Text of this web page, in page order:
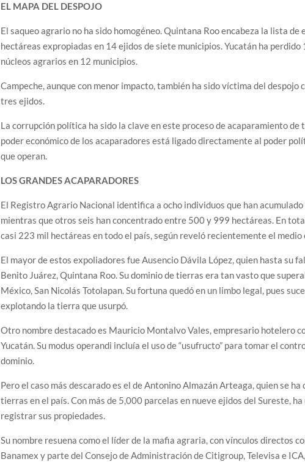
EL MAPA DEL DESPOJO
El saqueo agrario no ha sido homogéneo. Quintana Roo encabeza la lista
hectáreas expropiadas en 14 ejidos de siete municipios. Yucatán ha
núcleos agrarios en 12 municipios.
Campeche, aunque con menor impacto, también ha sido víctima del
tres ejidos.
La corrupción política ha sido la clave en este proceso de acaparamiento de
poder económico de los acaparadores está ligado directamente al poder
que operan.
LOS GRANDES ACAPARADORES
El Registro Agrario Nacional identifica a ocho individuos que han
mientras que otros seis han concentrado entre 500 y 999 hectáreas. En
casi 223 mil hectáreas en todo el país, según reveló recientemente el medio
El mayor de estos expoliadores fue Ausencio Dávila López, quien hasta su
Benito Juárez, Quintana Roo. Su dominio de tierras era tan vasto que
México, San Nicolás Totolapan. Su fortuna quedó en un limbo legal, pues
explotando la tierra que usurpó.
Otro nombre destacado es Mauricio Montalvo Vales, empresario hotelero
Yucatán. Su modus operandi incluía el uso de “usufructo” para tomar el
dominio.
Pero el caso más descarado es el de Antonino Almazán Arteaga, quien se
tierras en el país. Con más de 5,000 parcelas en nueve ejidos del Sureste,
registrar sus propiedades.
Su nombre resuena como el líder de la mafia agraria, con vínculos directos
Banamex y parte del Consejo de Administración de Citigroup, Televisa e